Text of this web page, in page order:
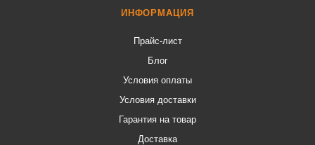
ИНФОРМАЦИЯ
Прайс-лист
Блог
Условия оплаты
Условия доставки
Гарантия на товар
Доставка